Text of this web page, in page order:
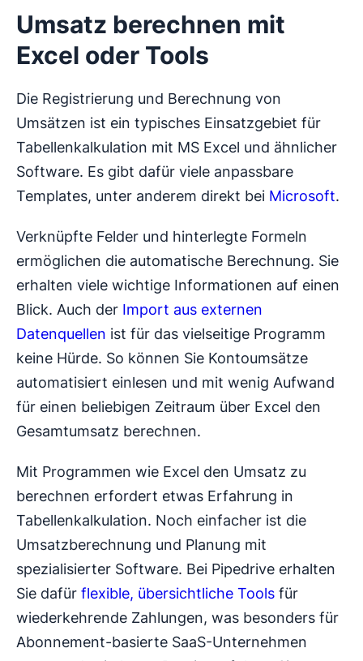
Umsatz berechnen mit
Excel oder Tools
Die Registrierung und Berechnung von
Umsätzen ist ein typisches Einsatzgebiet für
Tabellenkalkulation mit MS Excel und ähnlicher
Software. Es gibt dafür viele anpassbare
Templates, unter anderem direkt bei Microsoft.
Verknüpfte Felder und hinterlegte Formeln
ermöglichen die automatische Berechnung. Sie
erhalten viele wichtige Informationen auf einen
Blick. Auch der Import aus externen
Datenquellen ist für das vielseitige Programm
keine Hürde. So können Sie Kontoumsätze
automatisiert einlesen und mit wenig Aufwand
für einen beliebigen Zeitraum über Excel den
Gesamtumsatz berechnen.
Mit Programmen wie Excel den Umsatz zu
berechnen erfordert etwas Erfahrung in
Tabellenkalkulation. Noch einfacher ist die
Umsatzberechnung und Planung mit
spezialisierter Software. Bei Pipedrive erhalten
Sie dafür flexible, übersichtliche Tools für
wiederkehrende Zahlungen, was besonders für
Abonnement-basierte SaaS-Unternehmen